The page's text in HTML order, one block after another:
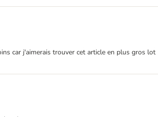
car j'aimerais trouver cet article en plus gros lot